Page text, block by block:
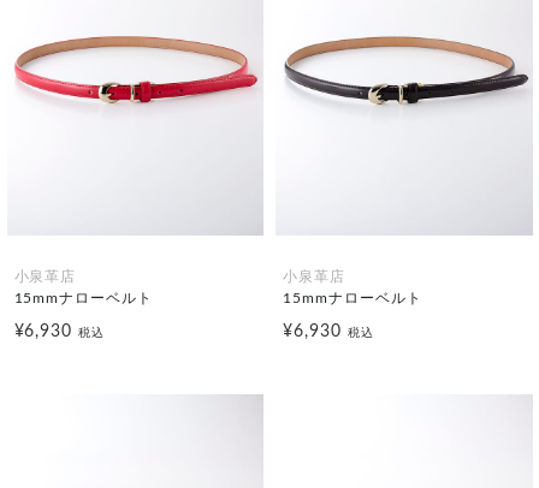
小泉革店
15mmナローベルト
¥6,930税込
小泉革店
15mmナローベルト
¥6,930 税込